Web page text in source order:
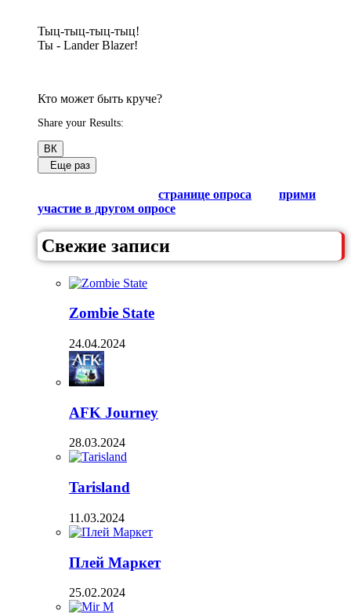
Тыц-тыц-тыц-тыц!
Ты - Lander Blazer!
Кто может быть круче?
Share your Results:
ВК
Еще раз
странице опроса
прими
участие в другом опросе
Свежие записи
Zombie State
24.04.2024
AFK Journey
28.03.2024
Tarisland
11.03.2024
Плей Маркет
25.02.2024